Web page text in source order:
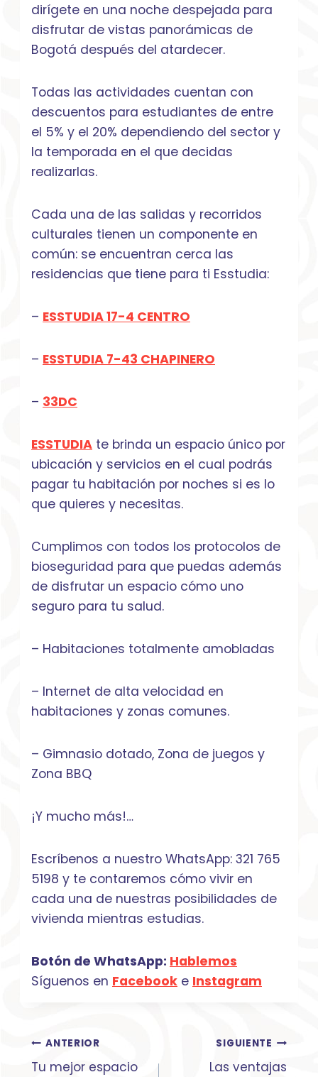
dirígete en una noche despejada para
disfrutar de vistas panorámicas de
Bogotá después del atardecer.
Todas las actividades cuentan con
descuentos para estudiantes de entre
el 5% y el 20% dependiendo del sector y
la temporada en el que decidas
realizarlas.
Cada una de las salidas y recorridos
culturales tienen un componente en
común: se encuentran cerca las
residencias que tiene para ti Esstudia:
– ESSTUDIA 17-4 CENTRO
– ESSTUDIA 7-43 CHAPINERO
– 33DC
ESSTUDIA te brinda un espacio único por
ubicación y servicios en el cual podrás
pagar tu habitación por noches si es lo
que quieres y necesitas.
Cumplimos con todos los protocolos de
bioseguridad para que puedas además
de disfrutar un espacio cómo uno
seguro para tu salud.
– Habitaciones totalmente amobladas
– Internet de alta velocidad en
habitaciones y zonas comunes.
– Gimnasio dotado, Zona de juegos y
Zona BBQ
¡Y mucho más!…
Escríbenos a nuestro WhatsApp: 321 765
5198 y te contaremos cómo vivir en
cada una de nuestras posibilidades de
vivienda mientras estudias.
Botón de WhatsApp: Hablemos
Síguenos en Facebook e Instagram
Navegación
de
ANTERIOR
Tu mejor espacio
SIGUIENTE
Las ventajas